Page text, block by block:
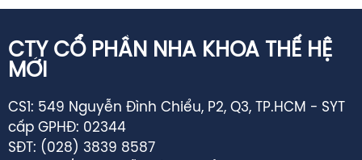
CTY CỔ PHẦN NHA KHOA THẾ HỆ
MỚI
CS1: 549 Nguyễn Đình Chiểu, P2, Q3, TP.HCM - SYT
cấp GPHĐ: 02344
SĐT: (028) 3839 8587